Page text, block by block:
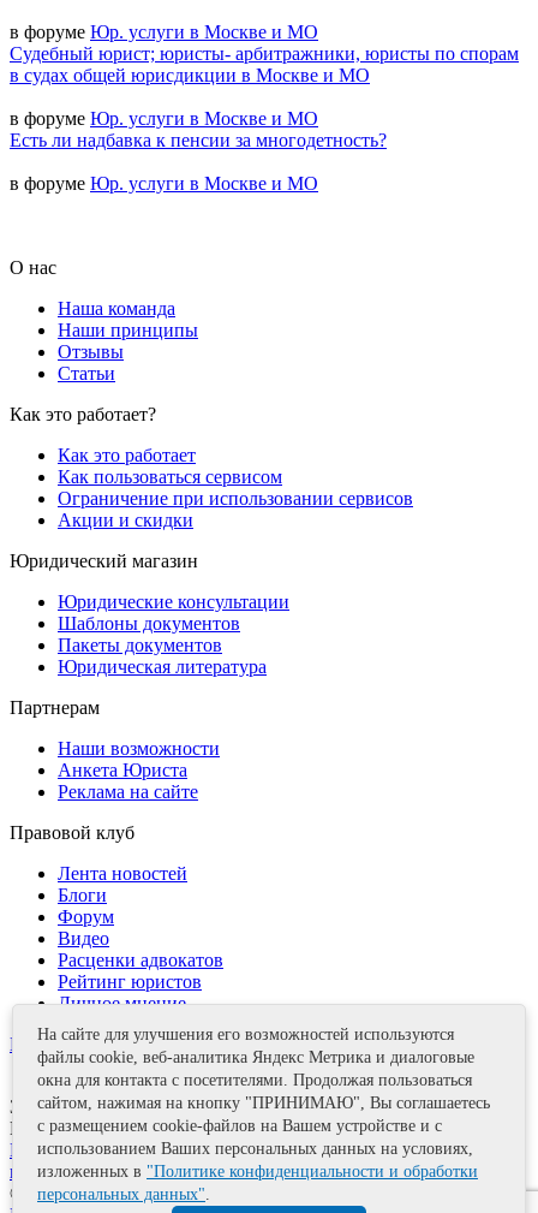
в форуме Юр. услуги в Москве и МО
Судебный юрист; юристы- арбитражники, юристы по спорам
в судах общей юрисдикции в Москве и МО
в форуме Юр. услуги в Москве и МО
Есть ли надбавка к пенсии за многодетность?
в форуме Юр. услуги в Москве и МО
О нас
Наша команда
Наши принципы
Отзывы
Статьи
Как это работает?
Как это работает
Как пользоваться сервисом
Ограничение при использовании сервисов
Акции и скидки
Юридический магазин
Юридические консультации
Шаблоны документов
Пакеты документов
Юридическая литература
Партнерам
Наши возможности
Анкета Юриста
Реклама на сайте
Правовой клуб
Лента новостей
Блоги
Форум
Видео
Расценки адвокатов
Рейтинг юристов
Личное мнение
Контакты
Задать вопрос
Поделиться
Политика информационной безопасности Правила
использования материалов
© 2011—2026 А.Е. Мишушин
На сайте для улучшения его возможностей используются
файлы cookie, веб-аналитика Яндекс Метрика и диалоговые
окна для контакта с посетителями. Продолжая пользоваться
сайтом, нажимая на кнопку "ПРИНИМАЮ", Вы соглашаетесь
с размещением cookie-файлов на Вашем устройстве и с
использованием Ваших персональных данных на условиях,
изложенных в "Политике конфиденциальности и обработки
персональных данных".